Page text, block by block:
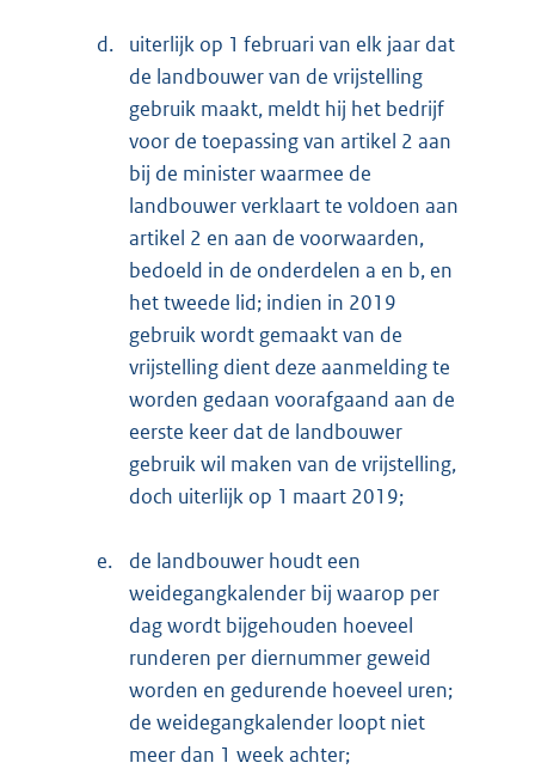
d.
uiterlijk op 1 februari van elk jaar dat
de landbouwer van de vrijstelling
gebruik maakt, meldt hij het bedrijf
voor de toepassing van artikel 2 aan
bij de minister waarmee de
landbouwer verklaart te voldoen aan
artikel 2 en aan de voorwaarden,
bedoeld in de onderdelen a en b, en
het tweede lid; indien in 2019
gebruik wordt gemaakt van de
vrijstelling dient deze aanmelding te
worden gedaan voorafgaand aan de
eerste keer dat de landbouwer
gebruik wil maken van de vrijstelling,
doch uiterlijk op 1 maart 2019;
e.
de landbouwer houdt een
weidegangkalender bij waarop per
dag wordt bijgehouden hoeveel
runderen per diernummer geweid
worden en gedurende hoeveel uren;
de weidegangkalender loopt niet
meer dan 1 week achter;